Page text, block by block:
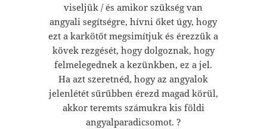
viseljük / és amikor szükség van
angyali segítségre, hívni őket úgy, hogy
ezt a karkötőt megsimítjuk és érezzük a
kövek rezgését, hogy dolgoznak, hogy
felmelegednek a kezünkben, ez a jel.
Ha azt szeretnéd, hogy az angyalok
jelenlétét sűrűbben érezd magad körül,
akkor teremts számukra kis földi
angyalparadicsomot. ?